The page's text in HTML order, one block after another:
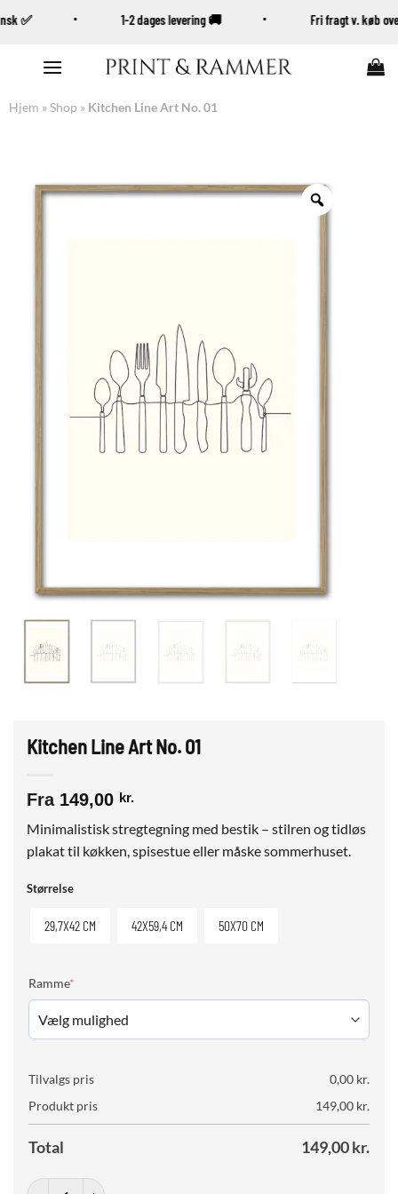
✅ 1-2 dages levering 🚚 Fri fragt v. køb
indhold
Hjem »Shop » Kitchen Line Art No. 01
Kitchen Line Art No. 01
Fra 149,00 kr.
Minimalistisk stregtegning med bestik – stilren og tidløs
plakat til køkken, spisestue eller måske sommerhuset.
Størrelse
29,7X42 CM 42X59,4 CM 50X70 CM
Ramme*
Tilvalgs pris 0,00 kr.
Produkt pris
149,00 kr.
Total 149,00kr.
Kitchen Line Art No. 01 antal